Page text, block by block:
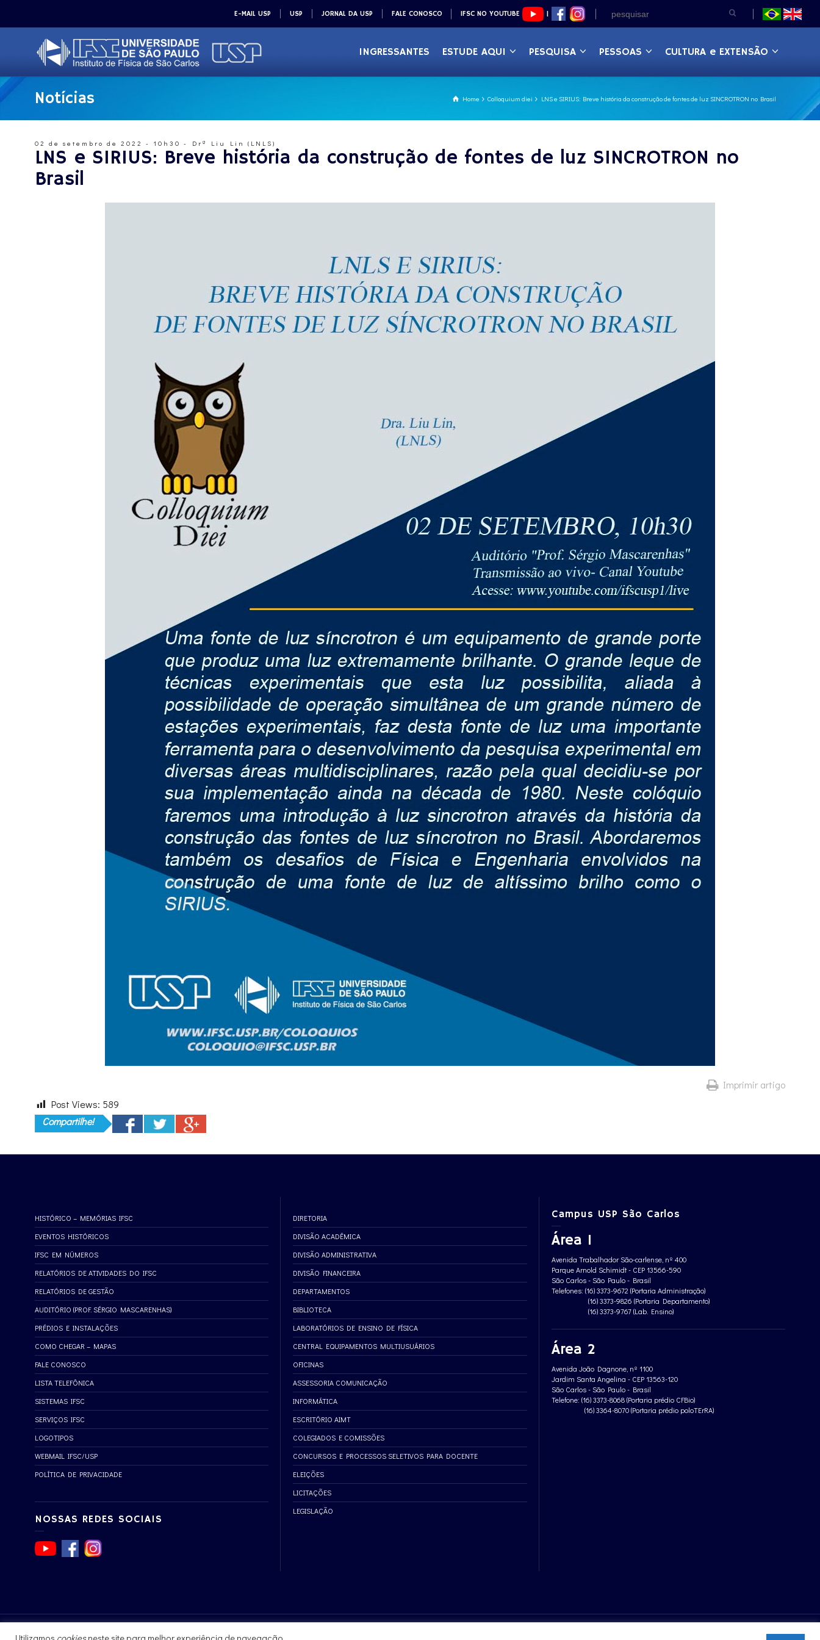
E-MAIL USP USP JORNAL DA USP FALE CONOSCO IFSC NO YOUTUBE |
INGRESSANTES ESTUDE AQUI PESQUISA PESSOAS CULTURA e EXTENSÃO
Home Colloquium diei LNS e SIRIUS: Breve história da construção de fontes de luz SINCROTRON no Brasil
Notícias
02 de setembro de 2022 - 10h30 - Drª Liu Lin (LNLS)
LNS e SIRIUS: Breve história da construção de fontes de luz SINCROTRON no
Brasil
Imprimir artigo
Post Views: 589
Compartilhe!
HISTÓRICO – MEMÓRIAS IFSC
EVENTOS HISTÓRICOS
IFSC EM NÚMEROS
RELATÓRIOS DE ATIVIDADES DO IFSC
RELATÓRIOS DE GESTÃO
AUDITÓRIO (PROF. SÉRGIO MASCARENHAS)
PRÉDIOS E INSTALAÇÕES
COMO CHEGAR – MAPAS
FALE CONOSCO
LISTA TELEFÔNICA
SISTEMAS IFSC
SERVIÇOS IFSC
LOGOTIPOS
WEBMAIL IFSC/USP
POLÍTICA DE PRIVACIDADE
NOSSAS REDES SOCIAIS
DIRETORIA
DIVISÃO ACADÊMICA
DIVISÃO ADMINISTRATIVA
DIVISÃO FINANCEIRA
DEPARTAMENTOS
BIBLIOTECA
LABORATÓRIOS DE ENSINO DE FÍSICA
CENTRAL EQUIPAMENTOS MULTIUSUÁRIOS
OFICINAS
ASSESSORIA COMUNICAÇÃO
INFORMÁTICA
ESCRITÓRIO AIMT
COLEGIADOS E COMISSÕES
CONCURSOS E PROCESSOS SELETIVOS PARA DOCENTE
ELEIÇÕES
LICITAÇÕES
LEGISLAÇÃO
Campus USP São Carlos
Área 1
Avenida Trabalhador São-carlense, nº 400
Parque Arnold Schimidt - CEP 13566-590
São Carlos - São Paulo - Brasil
Telefones: (16) 3373-9672 (Portaria Administração)
(16) 3373-9826 (Portaria Departamento)
(16) 3373-9767 (Lab. Ensino)
Área 2
Avenida João Dagnone, nº 1100
Jardim Santa Angelina - CEP 13563-120
São Carlos - São Paulo - Brasil
Telefone: (16) 3373-8068 (Portaria prédio CFBio)
(16) 3364-8070 (Portaria prédio poloTErRA)
Utilizamos cookiesneste site para melhor experiência de navegação.